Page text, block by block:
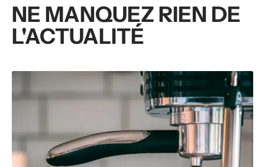
NE MANQUEZ RIEN DE
L'ACTUALITÉ